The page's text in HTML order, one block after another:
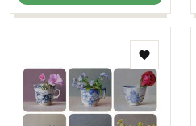
Toevoegen
aan
verlanglijst